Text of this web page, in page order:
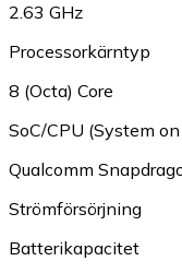
2.63 GHz
Processorkärntyp
8 (Octa) Core
SoC/CPU (System
Qualcomm
Strömförsörjning
Batterikapacitet